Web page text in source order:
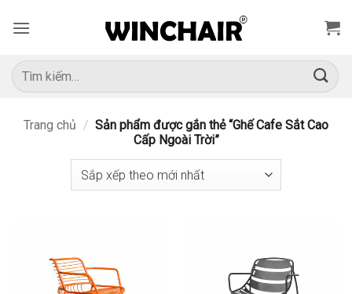
qua
dung
Tìm
kiếm:
Trang chủ / Sản phẩm được gắn thẻ “Ghế Cafe Sắt Cao
Cấp Ngoài Trời”